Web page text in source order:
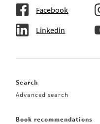
Facebook
Linkedin
Search
Advanced search
Book recommendations